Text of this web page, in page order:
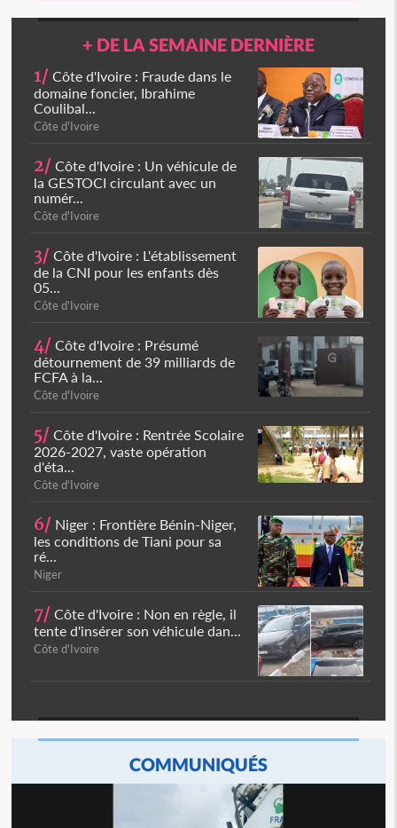
+ DE LA SEMAINE DERNIÈRE
1/ Côte d'Ivoire : Fraude dans le
domaine foncier, Ibrahime
Coulibal...
Côte d'Ivoire
2/ Côte d'Ivoire : Un véhicule de
la GESTOCI circulant avec un
numér...
Côte d'Ivoire
3/ Côte d'Ivoire : L'établissement
de la CNI pour les enfants dès
05...
Côte d'Ivoire
4/ Côte d'Ivoire : Présumé
détournement de 39 milliards de
FCFA à la...
Côte d'Ivoire
5/ Côte d'Ivoire : Rentrée Scolaire
2026-2027, vaste opération
d'éta...
Côte d'Ivoire
6/ Niger : Frontière Bénin-Niger,
les conditions de Tiani pour sa
ré...
Niger
7/ Côte d'Ivoire : Non en règle, il
tente d'insérer son véhicule dan...
Côte d'Ivoire
COMMUNIQUÉS